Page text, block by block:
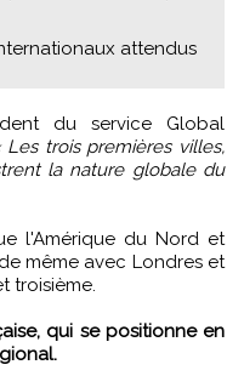
attendus
Les trois premières villes,
la nature globale du
l'Amérique du Nord et
même avec Londres et
troisième.
qui se positionne en